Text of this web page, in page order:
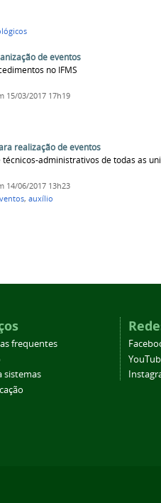
de eventos
no IFMS
15/03/2017 17h19
realização de eventos
administrativos de todas as
14/06/2017 13h23
, auxílio
frequentes
sistemas